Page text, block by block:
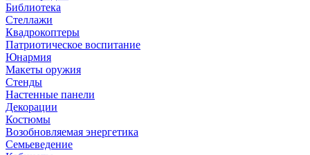
Библиотека
Стеллажи
Квадрокоптеры
Патриотическое воспитание
Юнармия
Макеты оружия
Стенды
Настенные панели
Декорации
Костюмы
Возобновляемая энергетика
Семьеведение